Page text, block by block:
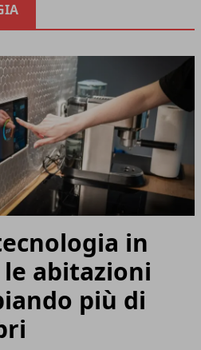
in
le abitazioni
più di